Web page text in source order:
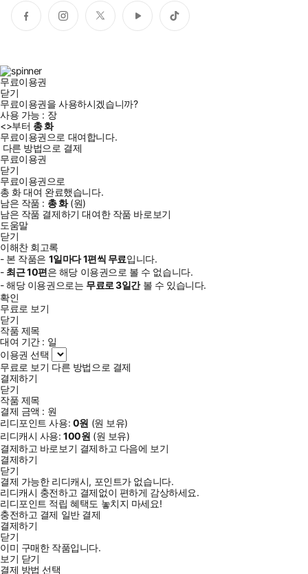
페
이
인
스
트
위
유
튜
틱
톡
무료이용권
닫기
무료이용권을 사용하시겠습니까?
사용 가능 : 장
<>부터 총화
무료이용권으로 대여합니다.
다른 방법으로 결제
무료이용권
닫기
무료이용권으로
총화대여 완료했습니다.
남은 작품 : 총화(원)
남은 작품 결제하기 대여한 작품 바로보기
도움말
닫기
이해찬 회고록
- 본 작품은 1일마다1편씩 무료입니다.
- 최근10편은 해당 이용권으로 볼 수 없습니다.
- 해당 이용권으로는 무료로3일간볼 수 있습니다.
확인
무료로 보기
닫기
작품 제목
대여 기간 : 일
이용권 선택
무료로 보기 다른 방법으로 결제
결제하기
닫기
작품 제목
결제 금액 : 원
리디포인트 사용: 0원 (원 보유)
리디캐시 사용:100원 (원 보유)
결제하고 바로보기 결제하고 다음에 보기
결제하기
닫기
결제 가능한 리디캐시, 포인트가 없습니다.
리디캐시 충전하고 결제없이 편하게 감상하세요.
리디포인트 적립 혜택도 놓치지 마세요!
충전하고 결제 일반 결제
결제하기
닫기
이미 구매한 작품입니다.
보기 닫기
결제 방법 선택